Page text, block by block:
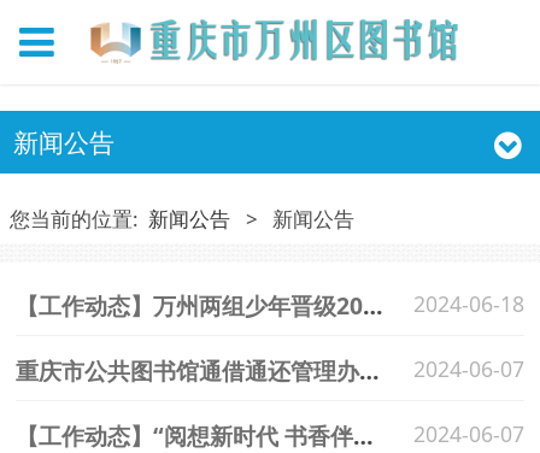
新闻公告
您当前的位置: 新闻公告 > 新闻公告
【工作动态】万州两组少年晋级2024年重庆市“书香重庆 红岩少年”阅读大赛决赛！ 2024-06-18
重庆市公共图书馆通借通还管理办法—政策解答 2024-06-07
【工作动态】“阅想新时代 书香伴六一”—万州区图书馆“六一”儿童节系列活动成功举办 2024-06-07